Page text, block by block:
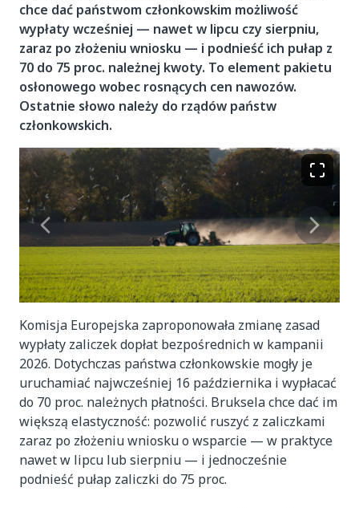
chce dać państwom członkowskim możliwość
wypłaty wcześniej — nawet w lipcu czy sierpniu,
zaraz po złożeniu wniosku — i podnieść ich pułap z
70 do 75 proc. należnej kwoty. To element pakietu
osłonowego wobec rosnących cen nawozów.
Ostatnie słowo należy do rządów państw
członkowskich.
Komisja Europejska zaproponowała zmianę zasad
wypłaty zaliczek dopłat bezpośrednich w kampanii
2026. Dotychczas państwa członkowskie mogły je
uruchamiać najwcześniej 16 października i wypłacać
do 70 proc. należnych płatności. Bruksela chce dać im
większą elastyczność: pozwolić ruszyć z zaliczkami
zaraz po złożeniu wniosku o wsparcie — w praktyce
nawet w lipcu lub sierpniu — i jednocześnie
podnieść pułap zaliczki do 75 proc.